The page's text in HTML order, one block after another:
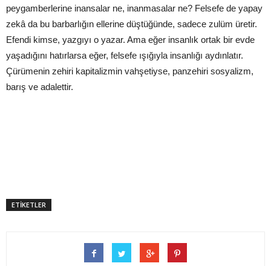
peygamberlerine inansalar ne, inanmasalar ne? Felsefe de yapay
zekâ da bu barbarlığın ellerine düştüğünde, sadece zulüm üretir.
Efendi kimse, yazgıyı o yazar. Ama eğer insanlık ortak bir evde
yaşadığını hatırlarsa eğer, felsefe ışığıyla insanlığı aydınlatır.
Çürümenin zehiri kapitalizmin vahşetiyse, panzehiri sosyalizm,
barış ve adalettir.
ETİKETLER